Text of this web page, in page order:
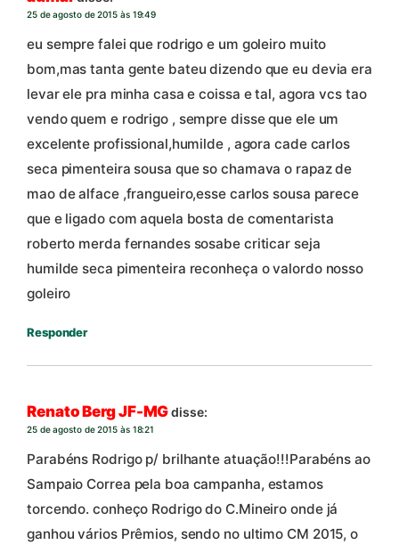
25 de agosto de 2015 às 19:49
eu sempre falei que rodrigo e um goleiro muito
bom,mas tanta gente bateu dizendo que eu devia era
levar ele pra minha casa e coissa e tal, agora vcs tao
vendo quem e rodrigo , sempre disse que ele um
excelente profissional,humilde , agora cade carlos
seca pimenteira sousa que so chamava o rapaz de
mao de alface ,frangueiro,esse carlos sousa parece
que e ligado com aquela bosta de comentarista
roberto merda fernandes sosabe criticar seja
humilde seca pimenteira reconheça o valordo nosso
goleiro
Responder
Renato Berg JF-MGdisse:
25 de agosto de 2015 às 18:21
Parabéns Rodrigo p/ brilhante atuação!!!Parabéns ao
Sampaio Correa pela boa campanha, estamos
torcendo. conheço Rodrigo do C.Mineiro onde já
ganhou vários Prêmios, sendo no ultimo CM 2015, o